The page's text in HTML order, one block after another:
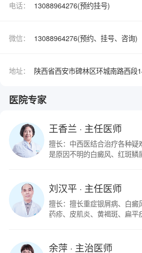
电话： 13088964276(预约挂号)
微信： 13088964276(预约、挂号、咨询)
地址： 陕西省西安市碑林区环城南路西段
医院专家
王香兰 · 主任医师
擅长：中西医结合治疗各种疑
是原因不明的白癜风、红斑鳞
刘汉平· 主任医师
擅长：擅长重症银屑病、白癜
药疹、皮肌炎、黄褐斑、扁平
余萍· 主治医师